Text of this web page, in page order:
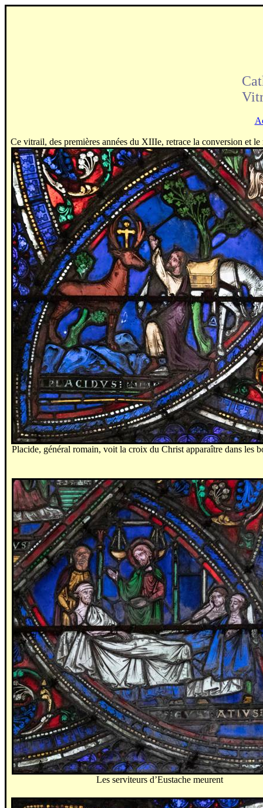
Ce vitrail, des premières années du XIIIe, retrace la conversion et
Placide, général romain, voit la croix du Christ apparaître dans les
Les serviteurs d’Eustache meurent